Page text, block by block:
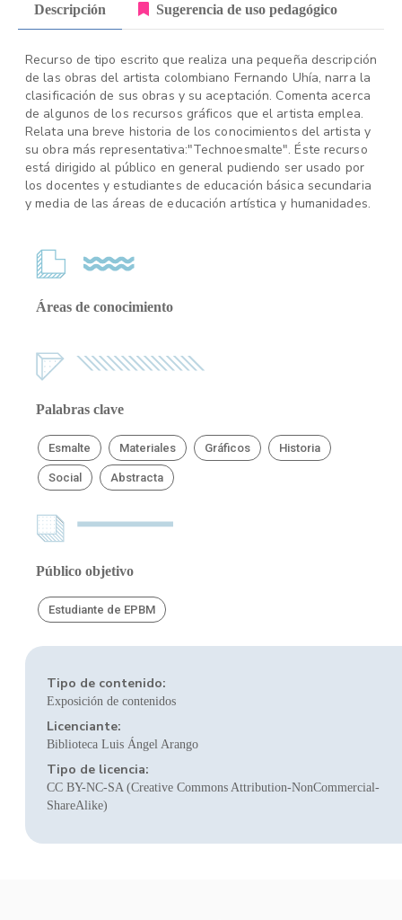
Descripción Sugerencia de uso pedagógico
Recurso de tipo escrito que realiza una pequeña descripción
de las obras del artista colombiano Fernando Uhía, narra la
clasificación de sus obras y su aceptación. Comenta acerca
de algunos de los recursos gráficos que el artista emplea.
Relata una breve historia de los conocimientos del artista y
su obra más representativa:"Technoesmalte". Éste recurso
está dirigido al público en general pudiendo ser usado por
los docentes y estudiantes de educación básica secundaria
y media de las áreas de educación artística y humanidades.
Áreas de conocimiento
Palabras clave
Esmalte Materiales Gráficos Historia
Social Abstracta
Público objetivo
Estudiante de EPBM
Tipo de contenido:
Exposición de contenidos
Licenciante:
Biblioteca Luis Ángel Arango
Tipo de licencia:
CC BY-NC-SA (Creative Commons Attribution-NonCommercial-
ShareAlike)